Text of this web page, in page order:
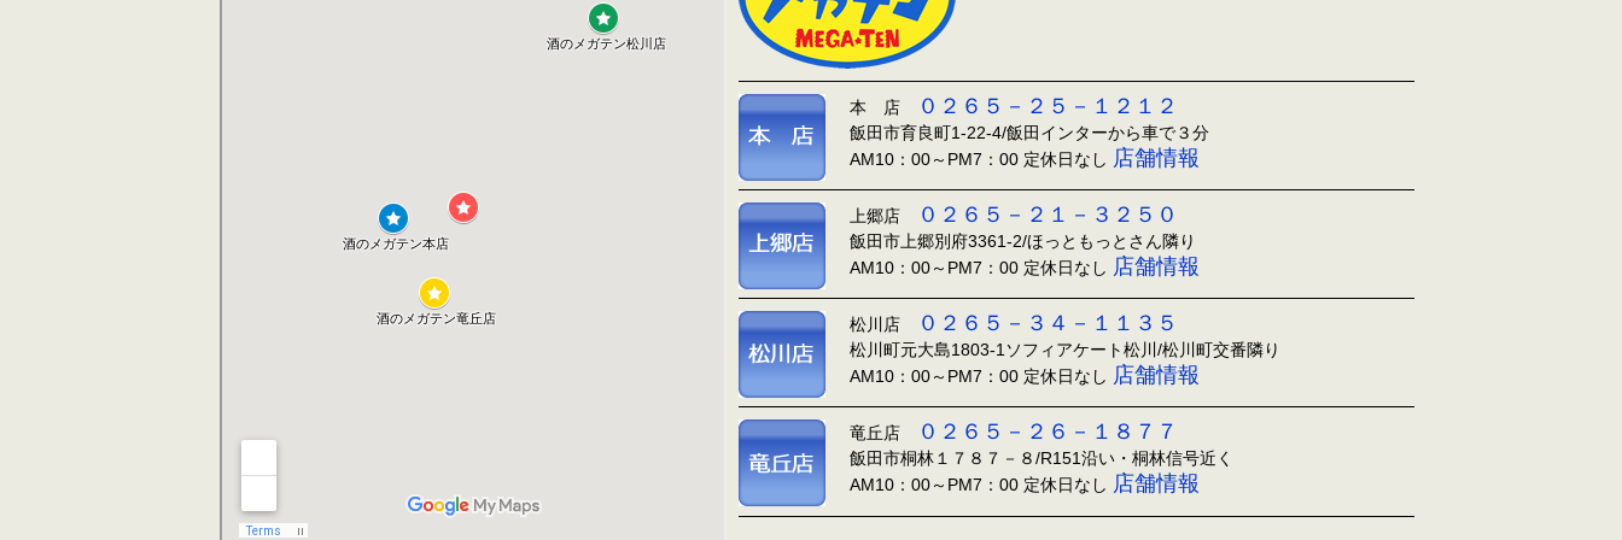
本 店 ０２６５－２５－１２１２
飯田市育良町1-22-4/飯田インターから車で３分
AM10：00～PM7：00 定休日なし 店舗情報
上郷店 ０２６５－２１－３２５０
飯田市上郷別府3361-2/ほっともっとさん隣り
AM10：00～PM7：00 定休日なし 店舗情報
松川店 ０２６５－３４－１１３５
松川町元大島1803-1ソフィアケート松川/松川町交番隣り
AM10：00～PM7：00 定休日なし 店舗情報
竜丘店 ０２６５－２６－１８７７
飯田市桐林１７８７－８/R151沿い・桐林信号近く
AM10：00～PM7：00 定休日なし 店舗情報